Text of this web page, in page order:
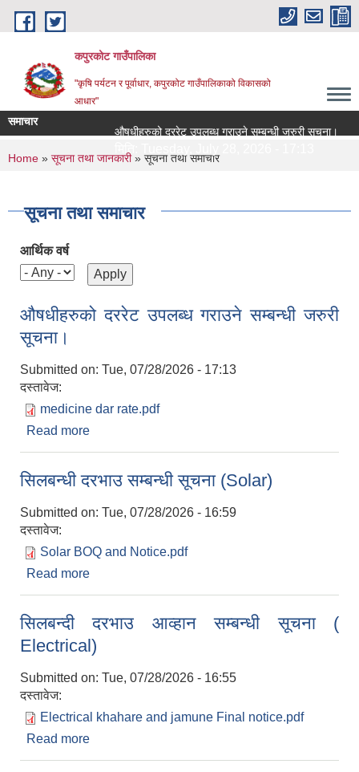
Skip to main content
कपुरकोट गाउँपालिका
"कृषि पर्यटन र पूर्वाधार, कपुरकोट गाउँपालिकाको विकासको
आधार"
समाचार
औषधीहरुको दररेट उपलब्ध गराउने सम्बन्धी जरुरी सूचना।
You are here
Home » सूचना तथा जानकारी» सूचना तथा समाचार
सूचना तथा समाचार
आर्थिक वर्ष
औषधीहरुको दररेट उपलब्ध गराउने सम्बन्धी जरुरी
सूचना।
Submitted on: Tue, 07/28/2026 - 17:13
दस्तावेज:
medicine dar rate.pdf
Read more
सिलबन्धी दरभाउ सम्बन्धी सूचना (Solar)
Submitted on: Tue, 07/28/2026 - 16:59
दस्तावेज:
Solar BOQ and Notice.pdf
Read more
सिलबन्दी दरभाउ आव्हान सम्बन्धी सूचना (
Electrical)
Submitted on: Tue, 07/28/2026 - 16:55
दस्तावेज:
Electrical khahare and jamune Final notice.pdf
Read more